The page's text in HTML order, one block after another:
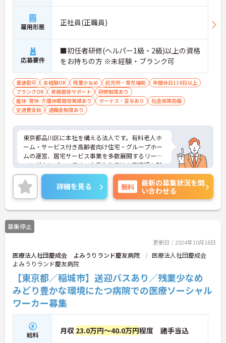
雇用形態 正社員(正職員)
応募要件
■初任者研修(ヘルパー1級・2級)以上の資格
をお持ちの方 ※未経験・ブランク可
車通勤可 未経験OK 残業少なめ 託児所・育児補助
年間休日110日以上
ブランクOK
資格取得サポート
研修制度あり
産休･育休･介護休暇取得実績あり
ボーナス・賞与あり
社会保険完備
交通費支給
退職金制度あり
東京都品川区に本社を構える法人です。有料老人ホ
ーム・サービス付き高齢者向け住宅・グループホー
ムの運営、居宅サービス事業を多数展開するリーデ
ィングカンパニーです。大手ならではの高待遇も魅
力です。ご興味ある方には、面接対策ポイントな
ど、さらに詳細をお話しいたしますのでお気軽にご
相談ください！
詳細を見る 無料
最新の募集状況を問
い合わせる
募集停止
更新日：2024年10月18日
医療法人社団慶成会 よみうりランド慶友病院
医療法人社団慶成会
よみうりランド慶友病院
【東京都／稲城市】送迎バスあり／残業少なめ
みどり豊かな環境にたつ病院での医療ソーシャル
ワーカー募集
給料 月収 23.0万円～40.0万円程度 諸手当込